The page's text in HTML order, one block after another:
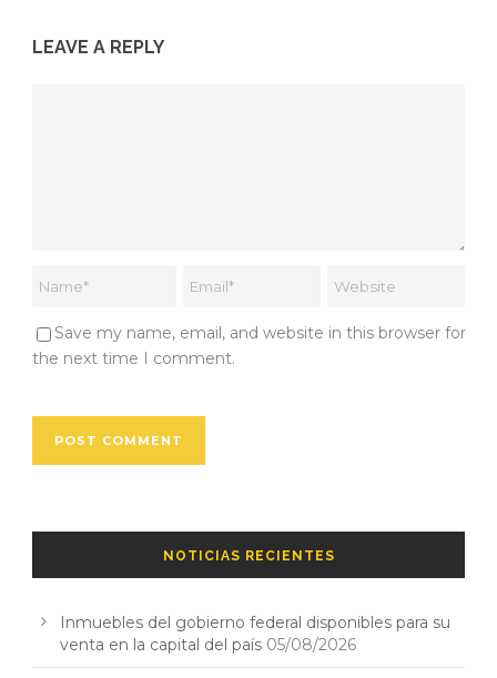
LEAVE A REPLY
Save my name, email, and website in this browser for
the next time I comment.
NOTICIAS RECIENTES
Inmuebles del gobierno federal disponibles para su
venta en la capital del país 05/08/2026